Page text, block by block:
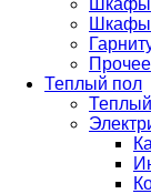
Шкафы
Прочее
Теплый пол